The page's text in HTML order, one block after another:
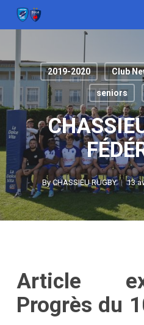
2019-2020 Club
seniors
By CHASSIEU RUGBY 13
Article
Progrès du